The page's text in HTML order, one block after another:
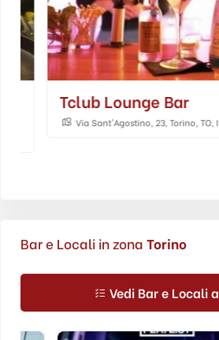
Tclub Lounge Bar
Via Sant'Agostino, 23, Torino, TO, Italia
Bar e Locali in zona Torino
Vedi Bar e Locali a